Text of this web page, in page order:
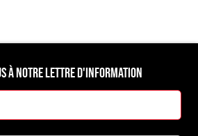
À NOTRE LETTRE D'INFORMATION